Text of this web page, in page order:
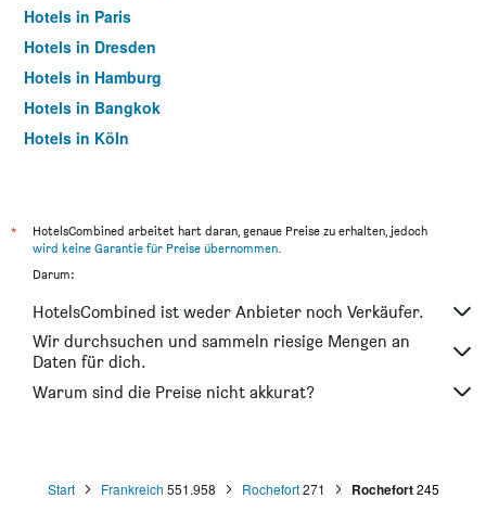
Hotels in Paris
Hotels in Dresden
Hotels in Hamburg
Hotels in Bangkok
Hotels in Köln
*
HotelsCombined arbeitet hart daran, genaue Preise zu erhalten, jedoch
wird keine Garantie für Preise übernommen.
Darum:
HotelsCombined ist weder Anbieter noch Verkäufer.
Wir durchsuchen und sammeln riesige Mengen an
Daten für dich.
Warum sind die Preise nicht akkurat?
Start Frankreich 551.958 Rochefort 271 Rochefort 245